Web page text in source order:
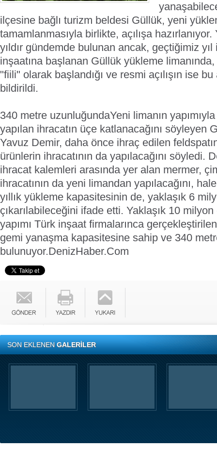
ilçesine bağlı turizm beldesi Güllük, yeni
tamamlanmasıyla birlikte, açılışa hazırlanıyor.
yıldır gündemde bulunan ancak, geçtiğimiz
inşaatına başlanan Güllük yükleme
"fiili" olarak başlandığı ve resmi açılışın ise
bildirildi.
340 metre uzunluğundaYeni limanın
yapılan ihracatın üçe katlanacağını söyleyen
Yavuz Demir, daha önce ihraç edilen
ürünlerin ihracatının da yapılacağını söyledi.
ihracat kalemleri arasında yer alan mermer,
ihracatının da yeni limandan yapılacağını,
yıllık yükleme kapasitesinin de, yaklaşık 6
çıkarılabileceğini ifade etti. Yaklaşık 10 milyon
yapımı Türk inşaat firmalarınca
gemi yanaşma kapasitesine sahip ve 340
bulunuyor.DenizHaber.Com
SON EKLENENGALERİLER